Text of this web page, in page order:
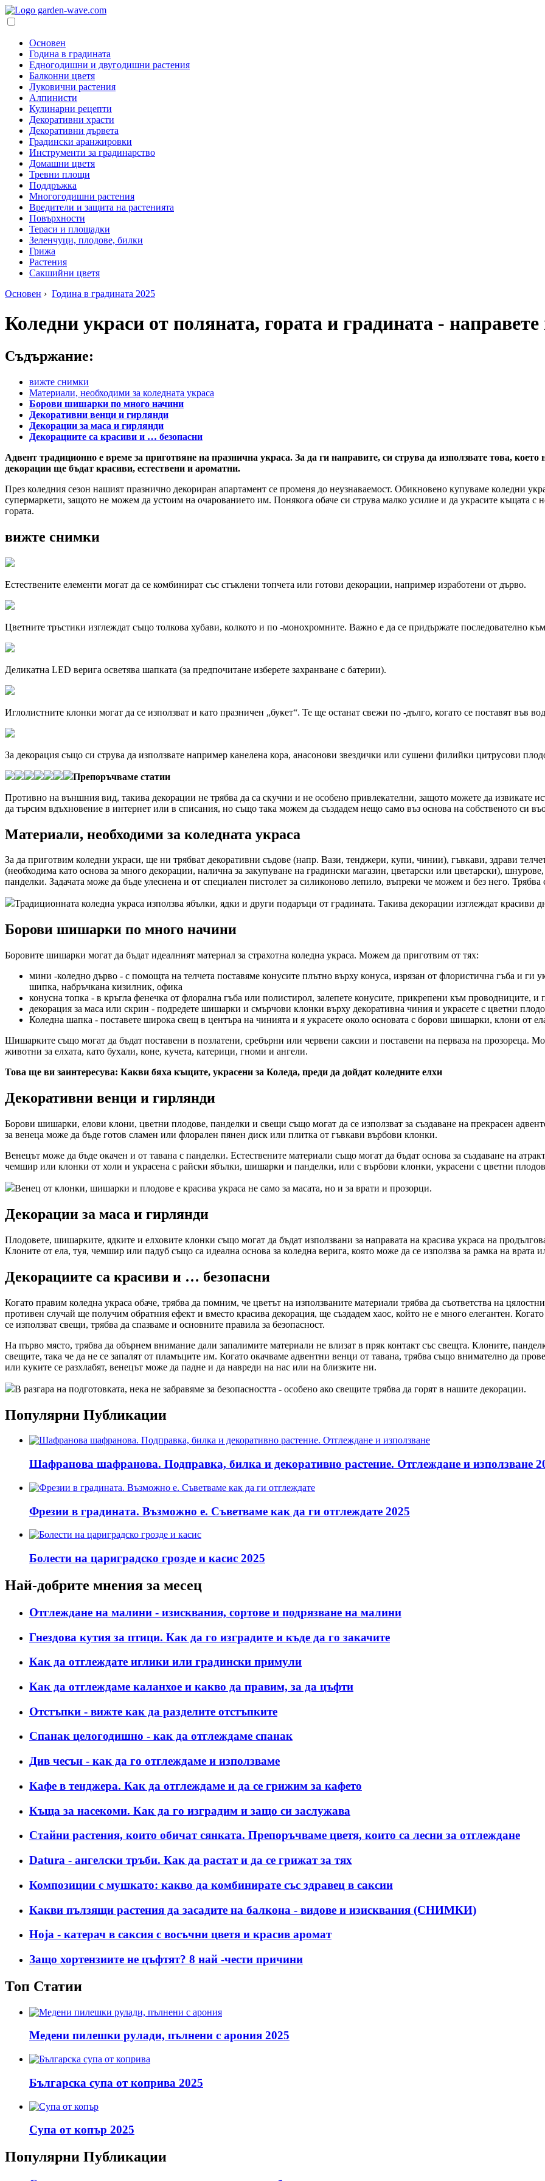
Основен
Година в градината
Едногодишни и двугодишни растения
Балконни цветя
Луковични растения
Алпинисти
Кулинарни рецепти
Декоративни храсти
Декоративни дървета
Градински аранжировки
Инструменти за градинарство
Домашни цветя
Тревни площи
Поддръжка
Многогодишни растения
Вредители и защита на растенията
Повърхности
Тераси и площадки
Зеленчуци, плодове, билки
Грижа
Растения
Сакшийни цветя
Основен › Година в градината 2025
Коледни украси от поляната, гората и градината - направете
Съдържание:
вижте снимки
Материали, необходими за коледната украса
Борови шишарки по много начини
Декоративни венци и гирлянди
Декорации за маса и гирлянди
Декорациите са красиви и … безопасни
Адвент традиционно е време за приготвяне на празнична украса. За да ги направите, си струва да използвате това,
декорации ще бъдат красиви, естествени и ароматни.
През коледния сезон нашият празнично декориран апартамент се променя до неузнаваемост. Обикновено купуваме коледни
супермаркети, защото не можем да устоим на очарованието им. Понякога обаче си струва малко усилие и да украсите къщата
гората.
вижте снимки
Естествените елементи могат да се комбинират със стъклени топчета или готови декорации, например изработени от дърво.
Цветните тръстики изглеждат също толкова хубави, колкото и по -монохромните. Важно е да се придържате последователно
Деликатна LED верига осветява шапката (за предпочитане изберете захранване с батерии).
Иглолистните клонки могат да се използват и като празничен „букет“. Те ще останат свежи по -дълго, когато се поставят във
За декорация също си струва да използвате например канелена кора, анасонови звездички или сушени филийки цитрусови
Препоръчваме статии
Противно на външния вид, такива декорации не трябва да са скучни и не особено привлекателни, защото можете да извикате
да търсим вдъхновение в интернет или в списания, но също така можем да създадем нещо само въз основа на собственото си
Материали, необходими за коледната украса
За да приготвим коледни украси, ще ни трябват декоративни съдове (напр. Вази, тенджери, купи, чинии), гъвкави, здрави
(необходима като основа за много декорации, налична за закупуване на градински магазин, цветарски или цветарски),
панделки. Задачата може да бъде улеснена и от специален пистолет за силиконово лепило, въпреки че можем и без него.
Традиционната коледна украса използва ябълки, ядки и други подаръци от градината. Такива декорации изглеждат красиви
Борови шишарки по много начини
Боровите шишарки могат да бъдат идеалният материал за страхотна коледна украса. Можем да приготвим от тях:
мини -коледно дърво - с помощта на телчета поставяме конусите плътно върху конуса, изрязан от флористична гъба и
шипка, набръчкана кизилник, офика
конусна топка - в кръгла фенечка от флорална гъба или полистирол, залепете конусите, прикрепени към проводниците, и
декорация за маса или скрин - подредете шишарки и смърчови клонки върху декоративна чиния и украсете с цветни
Коледна шапка - поставете широка свещ в центъра на чинията и я украсете около основата с борови шишарки, клони от
Шишарките също могат да бъдат поставени в позлатени, сребърни или червени саксии и поставени на перваза на прозореца.
животни за елхата, като бухали, коне, кучета, катерици, гноми и ангели.
Това ще ви заинтересува: Какви бяха къщите, украсени за Коледа, преди да дойдат коледните елхи
Декоративни венци и гирлянди
Борови шишарки, елови клони, цветни плодове, панделки и свещи също могат да се използват за създаване на прекрасен
за венеца може да бъде готов сламен или флорален пянен диск или плитка от гъвкави върбови клонки.
Венецът може да бъде окачен и от тавана с панделки. Естествените материали също могат да бъдат основа за създаване на
чемшир или клонки от холи и украсена с райски ябълки, шишарки и панделки, или с върбови клонки, украсени с цветни
Венец от клонки, шишарки и плодове е красива украса не само за масата, но и за врати и прозорци.
Декорации за маса и гирлянди
Плодовете, шишарките, ядките и елховите клонки също могат да бъдат използвани за направата на красива украса на
Клоните от ела, туя, чемшир или падуб също са идеална основа за коледна верига, която може да се използва за рамка на врата
Декорациите са красиви и … безопасни
Когато правим коледна украса обаче, трябва да помним, че цветът на използваните материали трябва да съответства на
противен случай ще получим обратния ефект и вместо красива декорация, ще създадем хаос, който не е много елегантен.
се използват свещи, трябва да спазваме и основните правила за безопасност.
На първо място, трябва да обърнем внимание дали запалимите материали не влизат в пряк контакт със свещта. Клоните,
свещите, така че да не се запалят от пламъците им. Когато окачваме адвентни венци от тавана, трябва също внимателно да
или куките се разхлабят, венецът може да падне и да навреди на нас или на близките ни.
В разгара на подготовката, нека не забравяме за безопасността - особено ако свещите трябва да горят в нашите декорации.
Популярни Публикации
Шафранова шафранова. Подправка, билка и декоративно растение. Отглеждане и използване
Фрезии в градината. Възможно е. Съветваме как да ги отглеждате 2025
Болести на цариградско грозде и касис 2025
Най-добрите мнения за месец
Отглеждане на малини - изисквания, сортове и подрязване на малини
Гнездова кутия за птици. Как да го изградите и къде да го закачите
Как да отглеждате иглики или градински примули
Как да отглеждаме каланхое и какво да правим, за да цъфти
Отстъпки - вижте как да разделите отстъпките
Спанак целогодишно - как да отглеждаме спанак
Див чесън - как да го отглеждаме и използваме
Кафе в тенджера. Как да отглеждаме и да се грижим за кафето
Къща за насекоми. Как да го изградим и защо си заслужава
Стайни растения, които обичат сянката. Препоръчваме цветя, които са лесни за отглеждане
Datura - ангелски тръби. Как да растат и да се грижат за тях
Композиции с мушкато: какво да комбинирате със здравец в саксии
Какви пълзящи растения да засадите на балкона - видове и изисквания (СНИМКИ)
Hoja - катерач в саксия с восъчни цветя и красив аромат
Защо хортензиите не цъфтят? 8 най -чести причини
Топ Статии
Медени пилешки рулади, пълнени с арония 2025
Българска супа от коприва 2025
Супа от копър 2025
Популярни Публикации